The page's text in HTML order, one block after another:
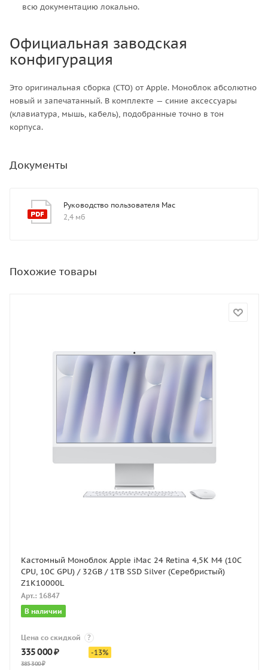
всю документацию локально.
Официальная заводская
конфигурация
Это оригинальная сборка (CTO) от Apple. Моноблок абсолютно
новый и запечатанный. В комплекте — синие аксессуары
(клавиатура, мышь, кабель), подобранные точно в тон
корпуса.
Документы
Руководство пользователя Mac
2,4 мб
Похожие товары
Кастомный Моноблок Apple iMac 24 Retina 4,5K M4 (10C
CPU, 10C GPU) / 32GB / 1TB SSD Silver (Серебристый)
Z1K10000L
Арт.: 16847
В наличии
Цена со скидкой ?
335 000₽
385 300₽
-13%